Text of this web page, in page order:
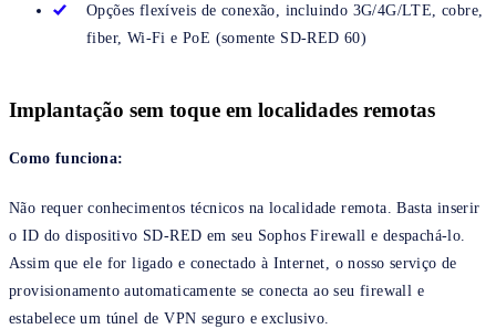
Opções flexíveis de conexão, incluindo 3G/4G/LTE, cobre,
fiber, Wi-Fi e PoE (somente SD-RED 60)
Implantação sem toque em localidades remotas
Como funciona:
Não requer conhecimentos técnicos na localidade remota. Basta inserir
o ID do dispositivo SD-RED em seu Sophos Firewall e despachá-lo.
Assim que ele for ligado e conectado à Internet, o nosso serviço de
provisionamento automaticamente se conecta ao seu firewall e
estabelece um túnel de VPN seguro e exclusivo.